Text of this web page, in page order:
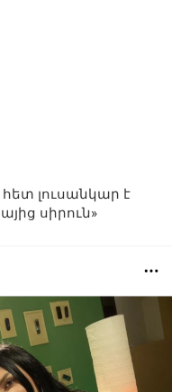
հետ լուսանկար է
սիրուն»